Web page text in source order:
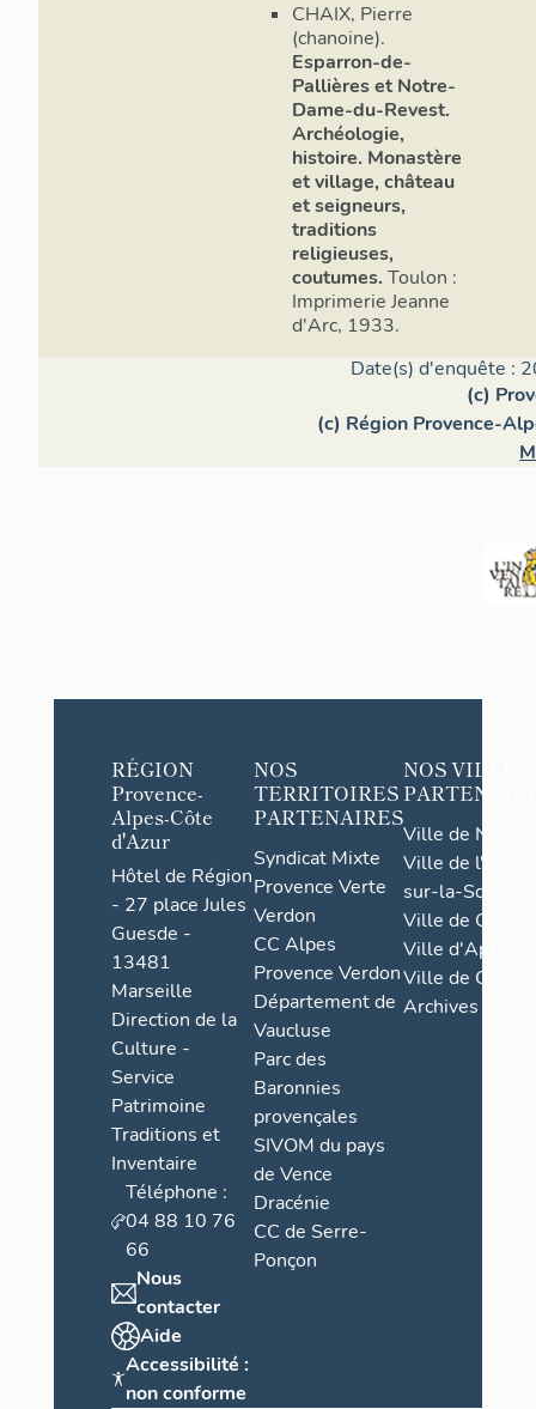
CHAIX, Pierre
(chanoine).
Esparron-de-
Pallières et Notre-
Dame-du-Revest.
Archéologie,
histoire. Monastère
et village, château
et seigneurs,
traditions
religieuses,
coutumes. Toulon :
Imprimerie Jeanne
d'Arc, 1933.
Date(s) d'enquête :
(c)
(c) Région Provence-
RÉGION
Provence-
Alpes-Côte
d'Azur
Hôtel de Région
- 27 place Jules
Guesde -
13481
Marseille
Direction de la
Culture -
Service
Patrimoine
Traditions et
Inventaire
Téléphone :
04 88 10 76
66
Nous
contacter
Aide
Accessibilité :
non conforme
NOS
TERRITOIRES
PARTENAIRES
Syndicat Mixte
Provence Verte
Verdon
CC Alpes
Provence Verdon
Département de
Vaucluse
Parc des
Baronnies
provençales
SIVOM du pays
de Vence
Dracénie
CC de Serre-
Ponçon
NOS VILLES
Ville de Nice
Ville de l'Isle-
sur-la-Sorgue
Ville de Grasse
Ville d'Apt
Ville de
Archives